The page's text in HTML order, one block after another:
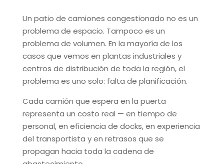
Un patio de camiones congestionado no es un
problema de espacio. Tampoco es un
problema de volumen. En la mayoría de los
casos que vemos en plantas industriales y
centros de distribución de toda la región, el
problema es uno solo: falta de planificación.
Cada camión que espera en la puerta
representa un costo real — en tiempo de
personal, en eficiencia de docks, en experiencia
del transportista y en retrasos que se
propagan hacia toda la cadena de